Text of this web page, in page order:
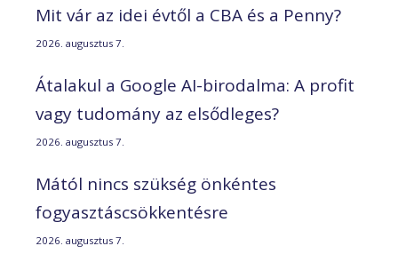
Mit vár az idei évtől a CBA és a Penny?
2026. augusztus 7.
Átalakul a Google AI-birodalma: A profit
vagy tudomány az elsődleges?
2026. augusztus 7.
Mától nincs szükség önkéntes
fogyasztáscsökkentésre
2026. augusztus 7.